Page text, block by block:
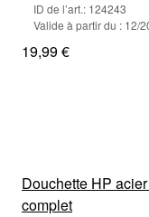
ID de l’art.: 124243
Valide à partir du : 12/
19,99 €
Douchette HP
complet